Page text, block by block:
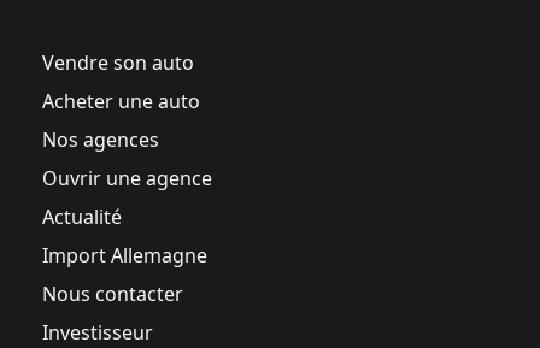
Vendre son auto
Acheter une auto
Nos agences
Ouvrir une agence
Actualité
Import Allemagne
Nous contacter
Investisseur